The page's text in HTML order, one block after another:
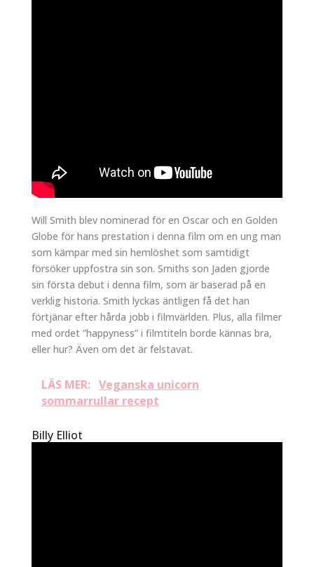
Will Smith blev nominerad för en Oscar och en Golden
Globe för hans prestation i denna film om en ung man
som kämpar med sin hemlöshet som samtidigt
försöker uppfostra sin son. Smiths son Jaden gjorde
sin första debut i denna film, som är baserad på en
verklig historia. Smith lyckas äntligen få det han
förtjänar efter hårda jobb i filmvärlden. Plus, alla filmer
med ordet ”happyness” i filmtiteln borde kännas bra,
eller hur? Även om det är felstavat.
LÄS MER: Veganska unicorn
sommarrullar recept
Billy Elliot